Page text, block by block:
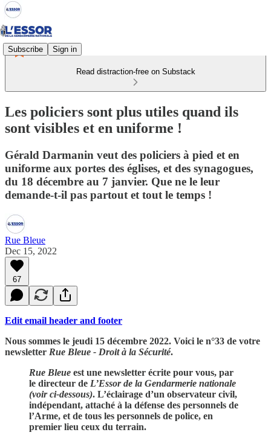
Subscribe Sign in
Read distraction-free on Substack
Les policiers sont plus utiles quand ils
sont visibles et en uniforme !
Gérald Darmanin veut des policiers à pied et en
uniforme aux portes des églises, et des synagogues,
du 18 décembre au 7 janvier. Que ne le leur
demande-t-il pas partout et tout le temps !
Rue Bleue
Dec 15, 2022
67
Edit email header and footer
Nous sommes le jeudi 15 décembre 2022. Voici le n°33 de votre
newsletter Rue Bleue - Droit à la Sécurité.
Rue Bleue est une newsletter écrite pour vous, par
le directeur de L’Essor de la Gendarmerie nationale
(voir ci-dessous). L’éclairage d’un observateur civil,
indépendant, attaché à la défense des personnels de
l’Arme, et de tous les personnels de police, en
premier lieu ceux du terrain.